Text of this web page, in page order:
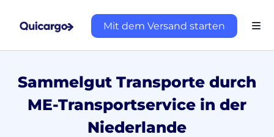
Mit dem Versand starten
Sammelgut Transporte durch
ME-Transportservice in der
Niederlande